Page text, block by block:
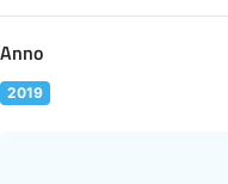
Anno
2019